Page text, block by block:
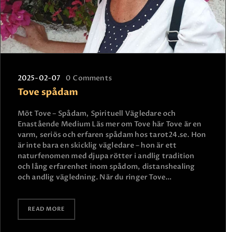
2025-02-07 0 Comments
Tove spådam
Möt Tove – Spådam, Spirituell Vägledare och
Enastående Medium Läs mer om Tove här Tove är en
varm, seriös och erfaren spådam hos tarot24.se. Hon
är inte bara en skicklig vägledare – hon är ett
naturfenomen med djupa rötter i andlig tradition
och lång erfarenhet inom spådom, distanshealing
och andlig vägledning. När du ringer Tove…
READ MORE